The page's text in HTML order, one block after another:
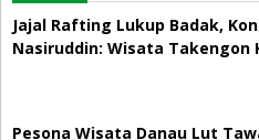
Jajal Rafting Lukup Badak,
Nasiruddin: Wisata Takengon
Pesona Wisata Danau Lut